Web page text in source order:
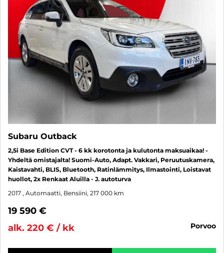
Subaru Outback
2,5i Base Edition CVT - 6 kk korotonta ja kulutonta maksuaikaa! -
Yhdeltä omistajalta! Suomi-Auto, Adapt. Vakkari, Peruutuskamera,
Kaistavahti, BLIS, Bluetooth, Ratinlämmitys, Ilmastointi, Loistavat
huollot, 2x Renkaat Aluilla - J. autoturva
2017 , Automaatti, Bensiini, 217 000 km
19 590 €
alk. 220 € / kk
porvoo